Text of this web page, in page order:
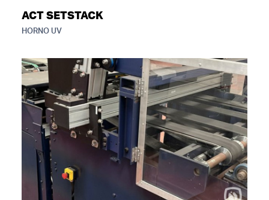
ACT SETSTACK
HORNO UV